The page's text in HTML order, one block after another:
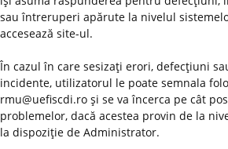
sau întreruperi apărute la nivelul
accesează site-ul.
În cazul în care sesizaţi erori, defecţiuni
incidente, utilizatorul le poate semnala
rmu@uefiscdi.ro şi se va încerca pe cât
problemelor, dacă acestea provin de la
la dispoziţie de Administrator.